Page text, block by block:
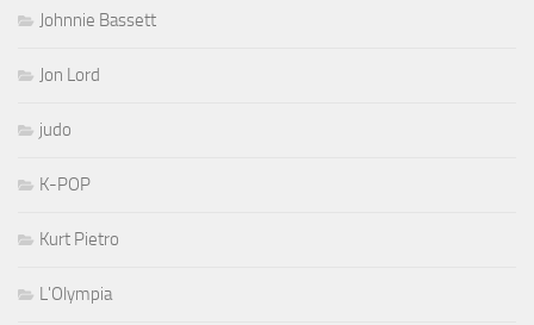
Johnnie Bassett
Jon Lord
judo
K-POP
Kurt Pietro
L'Olympia